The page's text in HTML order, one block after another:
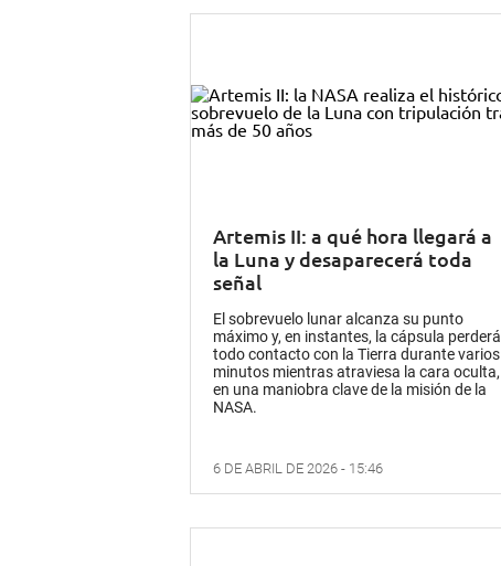
Artemis II: a qué hora llegará a
la Luna y desaparecerá toda
señal
El sobrevuelo lunar alcanza su punto
máximo y, en instantes, la cápsula perderá
todo contacto con la Tierra durante varios
minutos mientras atraviesa la cara oculta,
en una maniobra clave de la misión de la
NASA.
6 DE ABRIL DE 2026 - 15:46